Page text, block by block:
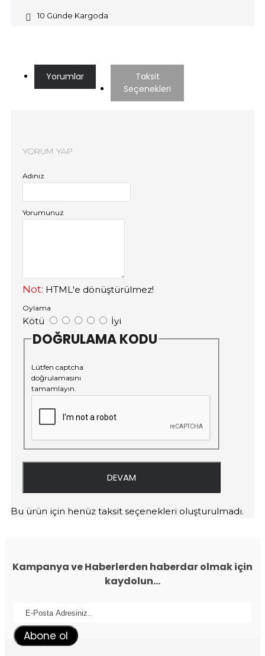
10 Günde Kargoda
Yorumlar
Taksit
Seçenekleri
YORUM YAP
Adınız
Yorumunuz
Not: HTML'e dönüştürülmez!
Oylama
Kötü İyi
DOĞRULAMA KODU
Lütfen captcha
doğrulamasını
tamamlayın.
DEVAM
Bu ürün için henüz taksit seçenekleri oluşturulmadı.
Kampanya ve Haberlerden haberdar olmak için
kaydolun...
Abone ol